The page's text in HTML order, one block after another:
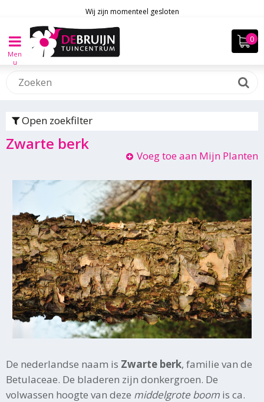
Men
u
Wij zijn momenteel gesloten
Open zoekfilter
Zwarte berk
Voeg toe aan Mijn Planten
De nederlandse naam is Zwarte berk, familie van de
Betulaceae. De bladeren zijn donkergroen. De
volwassen hoogte van deze middelgrote boom is ca.